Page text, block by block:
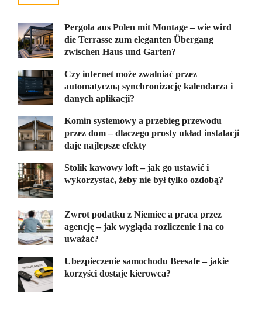
Pergola aus Polen mit Montage – wie wird
die Terrasse zum eleganten Übergang
zwischen Haus und Garten?
Czy internet może zwalniać przez
automatyczną synchronizację kalendarza i
danych aplikacji?
Komin systemowy a przebieg przewodu
przez dom – dlaczego prosty układ instalacji
daje najlepsze efekty
Stolik kawowy loft – jak go ustawić i
wykorzystać, żeby nie był tylko ozdobą?
Zwrot podatku z Niemiec a praca przez
agencję – jak wygląda rozliczenie i na co
uważać?
Ubezpieczenie samochodu Beesafe – jakie
korzyści dostaje kierowca?